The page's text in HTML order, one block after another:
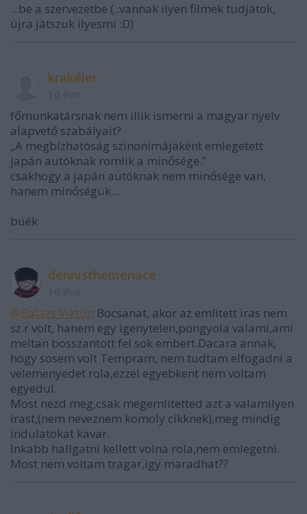
...be a szervezetbe (..vannak ilyen filmek tudjátok,
újra játszuk ilyesmi :D)
krakéler
főmunkatársnak nem illik ismerni a magyar nyelv
alapvető szabályait?
„A megbízhatóság szinonimájaként emlegetett
japán autóknak romlik a minősége.”
csakhogy a japán autóknak nem minősége van,
hanem minőségük...
buék
dennisthemenace
@Balázs Viktor: Bocsanat, akor az emlitett iras nem
sz.r volt, hanem egy igenytelen,pongyola valami,ami
meltan bosszantott fel sok embert.Dacara annak,
hogy sosem volt Tempram, nem tudtam elfogadni a
velemenyedet rola,ezzel egyebkent nem voltam
egyedul.
Most nezd meg,csak megemlitetted azt a valamilyen
irast,(nem neveznem komoly cikknek),meg mindig
indulatokat kavar.
Inkabb hallgatni kellett volna rola,nem emlegetni.
Most nem voltam tragar,igy maradhat??